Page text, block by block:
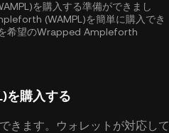
を購入する準備ができまし
(WAMPL)を簡単に購入でき
希望のWrapped Ampleforth
を購入する
きます。ウォレットが対応して